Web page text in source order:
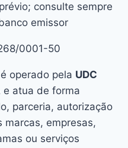
consulte sempre
emissor
0001-50
operado pela UDC
e atua de forma
parceria, autorização
marcas, empresas,
ou serviços